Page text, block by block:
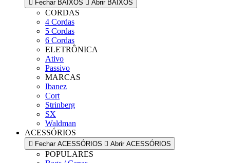
Fechar BAIXOS Abrir BAIXOS
CORDAS
4 Cordas
5 Cordas
6 Cordas
ELETRÔNICA
Ativo
Passivo
MARCAS
Ibanez
Cort
Strinberg
SX
Waldman
ACESSÓRIOS
Fechar ACESSÓRIOS Abrir ACESSÓRIOS
POPULARES